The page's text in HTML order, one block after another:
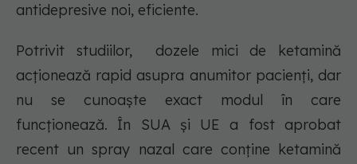
antidepresive noi, eficiente.
Potrivit studiilor, dozele mici de ketamină
acționează rapid asupra anumitor pacienți, dar
nu se cunoaște exact modul în care
funcționează. În SUA și UE a fost aprobat
recent un spray nazal care conține ketamină